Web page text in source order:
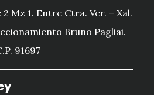
Mz 1. Entre Ctra. Ver. – Xal.
Bruno Pagliai.
91697